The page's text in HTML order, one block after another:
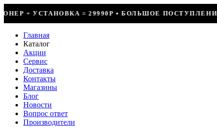
• БОЛЬШОЕ ПОСТУПЛЕНИЕ ФРЕОНА • СКИДКИ ДО
Главная
Каталог
Акции
Сервис
Доставка
Контакты
Магазины
Блог
Новости
Вопрос ответ
Производители